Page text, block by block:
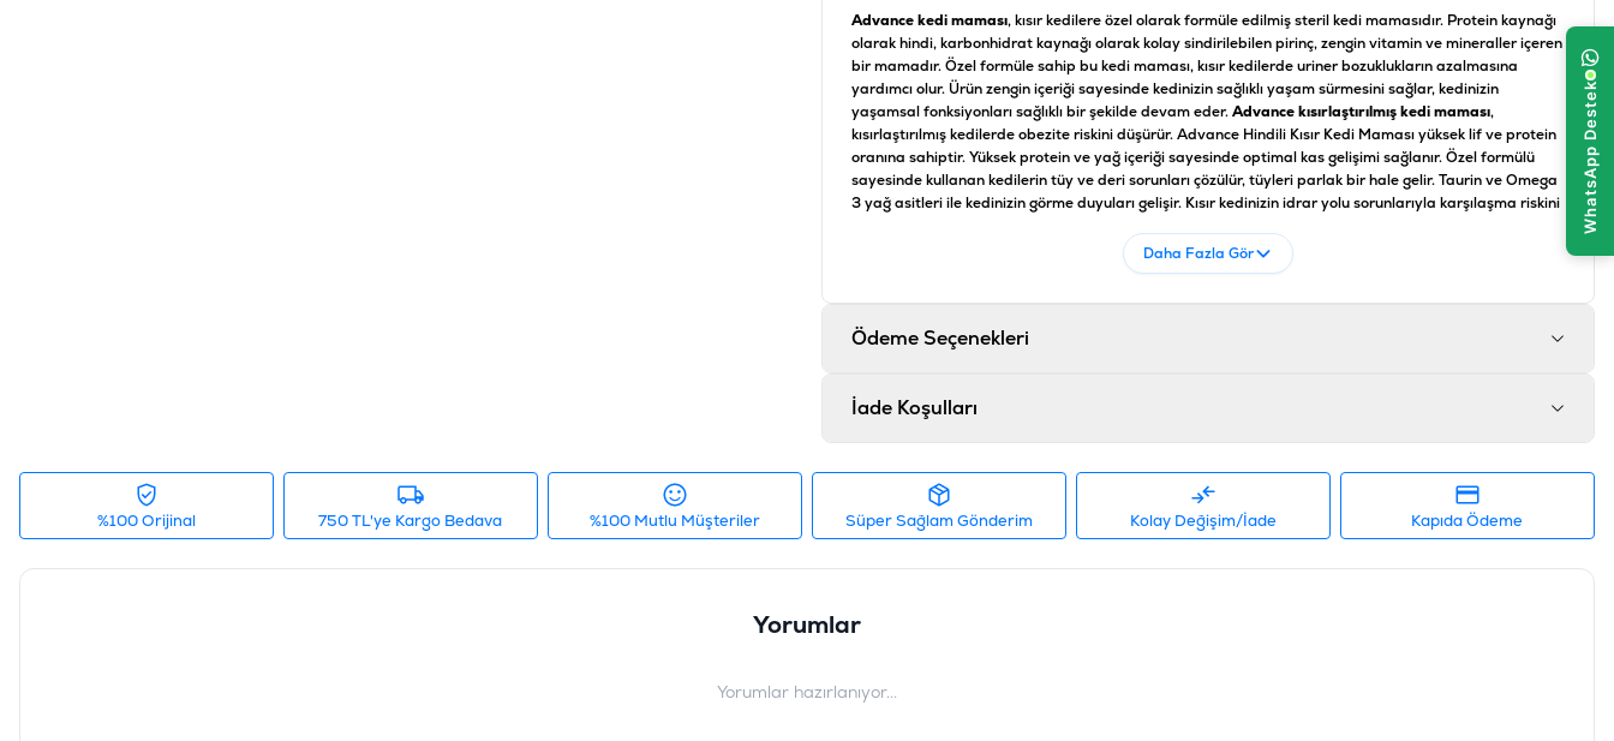
Advance kedi maması, kısır kedilere özel olarak formüle edilmiş steril kedi mamasıdır. Protein kaynağı
olarak hindi, karbonhidrat kaynağı olarak kolay sindirilebilen pirinç, zengin vitamin ve mineraller içeren
bir mamadır. Özel formüle sahip bu kedi maması, kısır kedilerde uriner bozuklukların azalmasına
yardımcı olur. Ürün zengin içeriği sayesinde kedinizin sağlıklı yaşam sürmesini sağlar, kedinizin
yaşamsal fonksiyonları sağlıklı bir şekilde devam eder.Advance kısırlaştırılmış kedi maması,
kısırlaştırılmış kedilerde obezite riskini düşürür. Advance Hindili Kısır Kedi Maması yüksek lif ve protein
oranına sahiptir. Yüksek protein ve yağ içeriği sayesinde optimal kas gelişimi sağlanır. Özel formülü
sayesinde kullanan kedilerin tüy ve deri sorunları çözülür, tüyleri parlak bir hale gelir. Taurin ve Omega
3 yağ asitleri ile kedinizin görme duyuları gelişir. Kısır kedinizin idrar yolu sorunlarıyla karşılaşma riskini
yumurta, potasyum klorür, plazma proteinleri, kalsiyum karbonat, nükleotitler, CITRICS bioflavonoids,
Analiz
% 37 Protein, yağ içeriği% 10.0, Ham elyaf 4,5%, İnorganik madde% 7.0, Kalsiyum% 1.0, Fosfor% 0.8,
Sodyum% 0,7, Nem% 8,0.
Katkı maddeleri
33.600 IU A vitamini, D3 vitamini 1800 IU, Vitamin E 670 mg, Vitamin C 500 mg (askorbil monofosfat
kalsiyum, sodyum tuzu), Biotin 0.03 mg, Taurin 1200 mg, L-karnitin 500 mg, Demir fumarat 137 mg
Daha Fazla Gör
Ödeme Seçenekleri
İade Koşulları
%100 Orijinal 750 TL'ye Kargo Bedava %100 Mutlu Müşteriler Süper Sağlam Gönderim Kolay Değişim/İade Kapıda Ödeme
Yorumlar
Yorumlar hazırlanıyor...